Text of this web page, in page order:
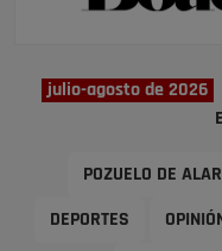
julio-agosto de 2026
POZUELO DE
DEPORTES